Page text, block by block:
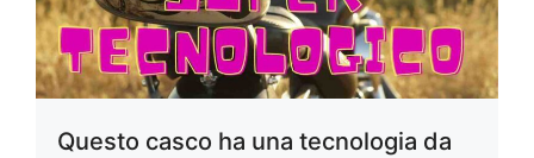
Questo casco ha una tecnologia da